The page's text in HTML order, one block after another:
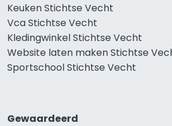
Keuken Stichtse Vecht
Vca Stichtse Vecht
Kledingwinkel Stichtse Vecht
Website laten maken Stichtse
Sportschool Stichtse Vecht
Gewaardeerd